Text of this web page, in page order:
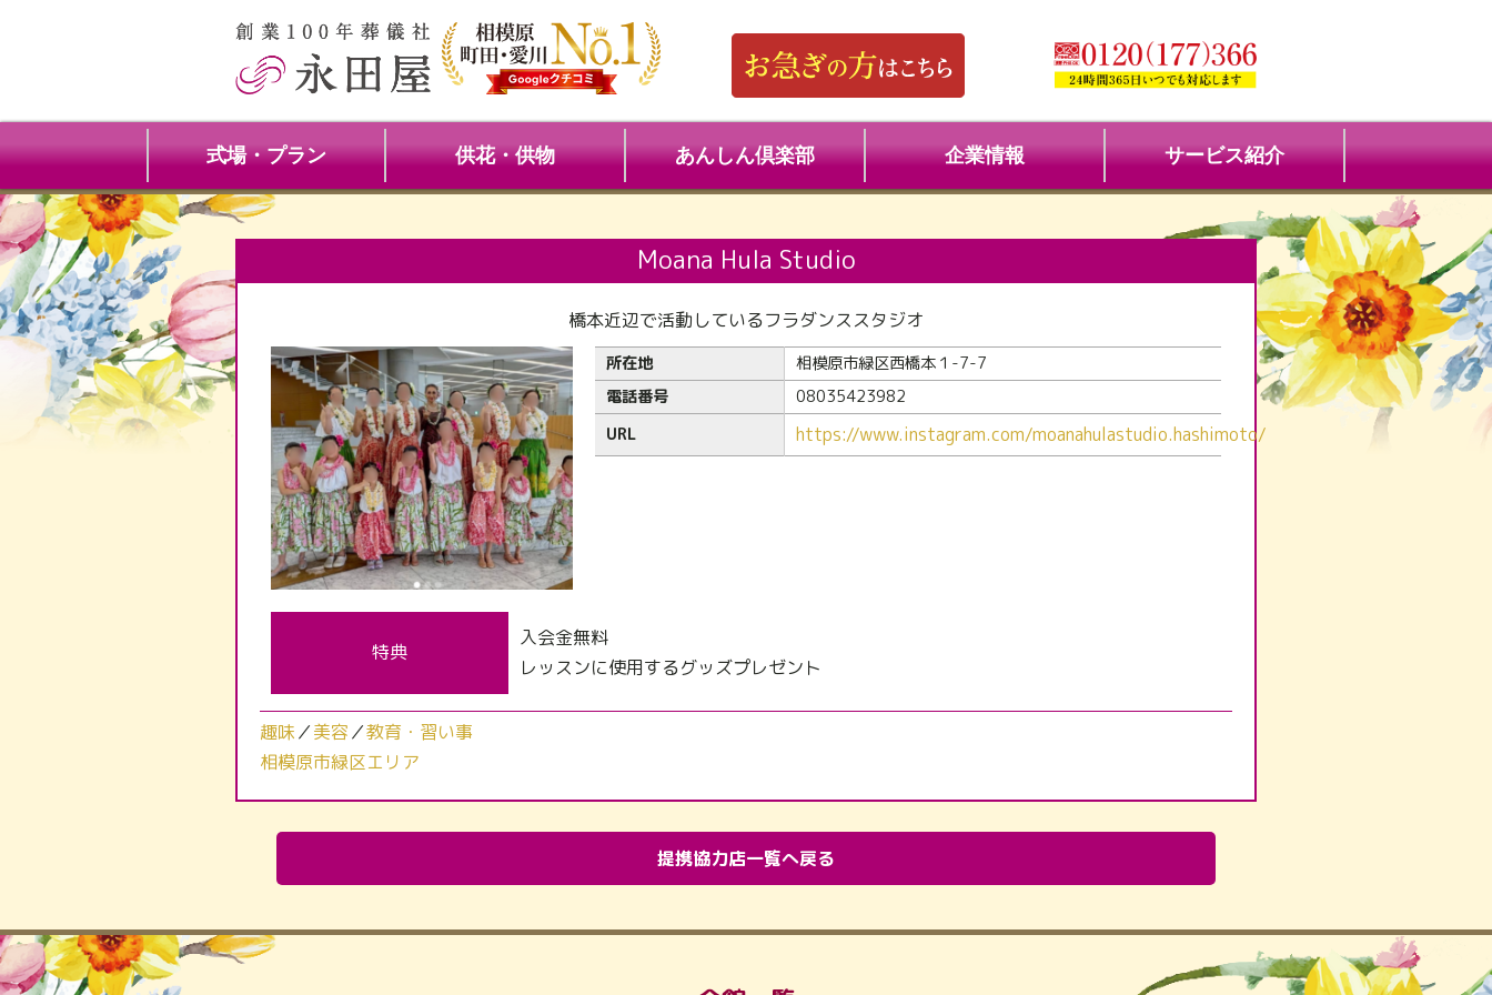
式場・プラン 供花・供物 あんしん倶楽部 企業情報 サービス紹介
Moana Hula Studio
橋本近辺で活動しているフラダンススタジオ
所在地
相模原市緑区西橋本１-7-7
電話番号
08035423982
URL
https://www.instagram.com/moanahulastudio.hashimoto/
特典
入会金無料
レッスンに使用するグッズプレゼント
趣味／美容／教育・習い事
相模原市緑区エリア
提携協力店一覧へ戻る